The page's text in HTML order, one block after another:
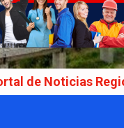
Regional 2025 /